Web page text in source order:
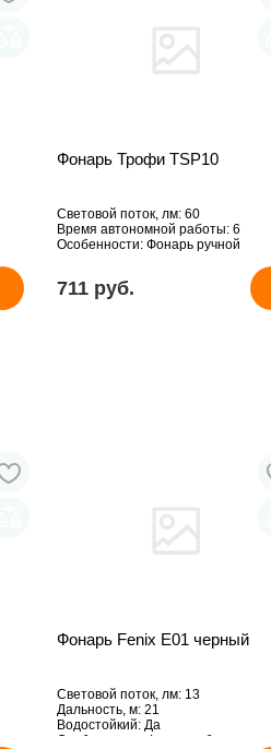
Фонарь Трофи TSP10
Световой поток, лм: 60
Время автономной работы: 6
Особенности: Фонарь ручной
711 pуб.
Фонарь Fenix E01 черный
Световой поток, лм: 13
Дальность, м: 21
Водостойкий: Да
Особенности: Фонарик-брелок